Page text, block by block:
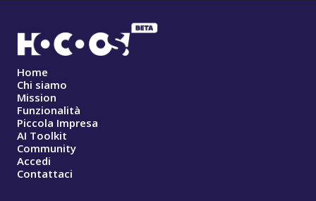
Home
Chi siamo
Mission
Funzionalità
Piccola Impresa
AI Toolkit
Community
Accedi
Contattaci